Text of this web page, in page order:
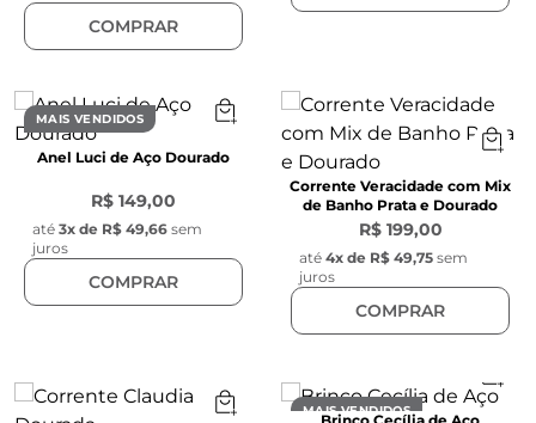
COMPRAR
MAIS VENDIDOS
Anel Luci de Aço Dourado
R$ 149,00
até 3x de R$ 49,66 sem
juros
COMPRAR
Corrente Veracidade com Mix
de Banho Prata e Dourado
R$ 199,00
até 4x de R$ 49,75 sem
juros
COMPRAR
MAIS VENDIDOS